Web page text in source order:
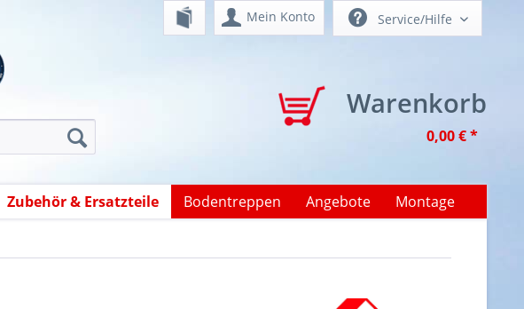
Mein Konto
Warenkorb
0,00 € *
Service/Hilfe
Zubehör & Ersatzteile Bodentreppen Angebote Montage